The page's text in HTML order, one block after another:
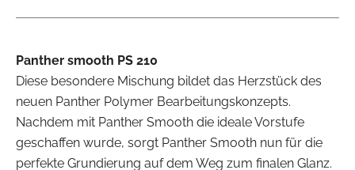
Panther smooth PS 210
Diese besondere Mischung bildet das Herzstück des
neuen Panther Polymer Bearbeitungskonzepts.
Nachdem mit Panther Smooth die ideale Vorstufe
geschaffen wurde, sorgt Panther Smooth nun für die
perfekte Grundierung auf dem Weg zum finalen Glanz.